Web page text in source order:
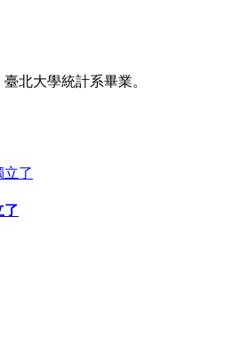
北大學統計系畢業。
了